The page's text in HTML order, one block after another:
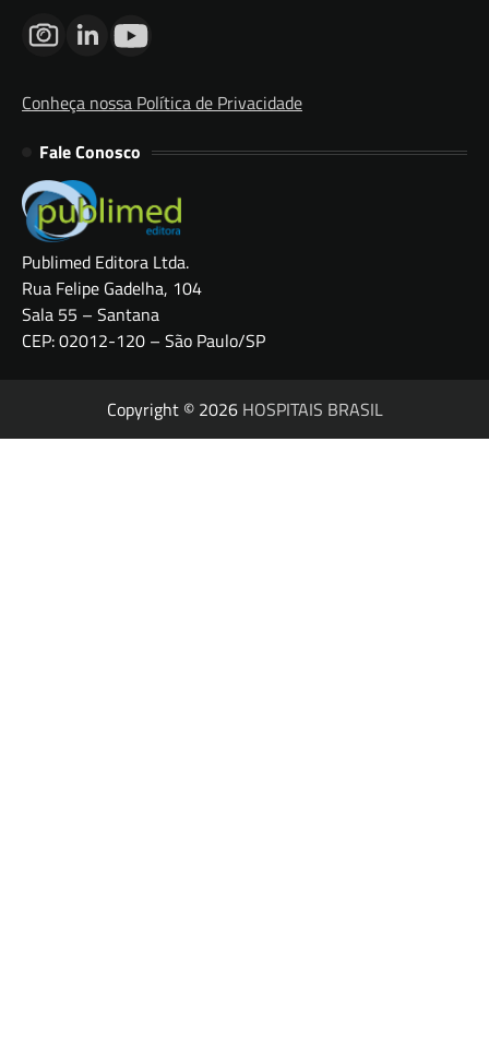
Conheça nossa Política de Privacidade
Fale Conosco
Publimed Editora Ltda.
Rua Felipe Gadelha, 104
Sala 55 – Santana
CEP: 02012-120 – São Paulo/SP
Copyright © 2026 HOSPITAIS BRASIL